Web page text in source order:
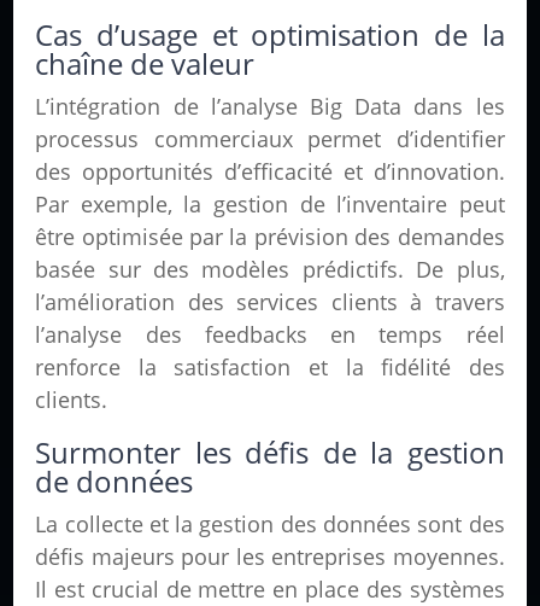
Cas d’usage et optimisation de la
chaîne de valeur
L’intégration de l’analyse Big Data dans les
processus commerciaux permet d’identifier
des opportunités d’efficacité et d’innovation.
Par exemple, la gestion de l’inventaire peut
être optimisée par la prévision des demandes
basée sur des modèles prédictifs. De plus,
l’amélioration des services clients à travers
l’analyse des feedbacks en temps réel
renforce la satisfaction et la fidélité des
clients.
Surmonter les défis de la gestion
de données
La collecte et la gestion des données sont des
défis majeurs pour les entreprises moyennes.
Il est crucial de mettre en place des systèmes